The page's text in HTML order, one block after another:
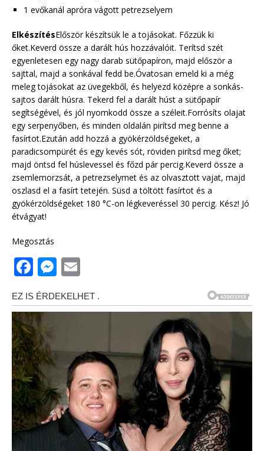
1 evőkanál apróra vágott petrezselyem
ElkészítésElőször készítsük le a tojásokat. Főzzük ki
őket.Keverd össze a darált hús hozzávalóit. Terítsd szét
egyenletesen egy nagy darab sütőpapíron, majd először a
sajttal, majd a sonkával fedd be.Óvatosan emeld ki a még
meleg tojásokat az üvegekből, és helyezd középre a sonkás-
sajtos darált húsra. Tekerd fel a darált húst a sütőpapír
segítségével, és jól nyomkodd össze a széleit.Forrósíts olajat
egy serpenyőben, és minden oldalán pirítsd meg benne a
fasírtot.Ezután add hozzá a gyökérzöldségeket, a
paradicsompürét és egy kevés sót, röviden pirítsd meg őket;
majd öntsd fel húslevessel és főzd pár percig.Keverd össze a
zsemlemorzsát, a petrezselymet és az olvasztott vajat, majd
oszlasd el a fasírt tetején. Süsd a töltött fasírtot és a
gyökérzöldségeket 180 °C-on légkeveréssel 30 percig. Kész! Jó
étvágyat!
Megosztás
F
a
c
e
b
o
o
k
M
ss
g
e
r
ai